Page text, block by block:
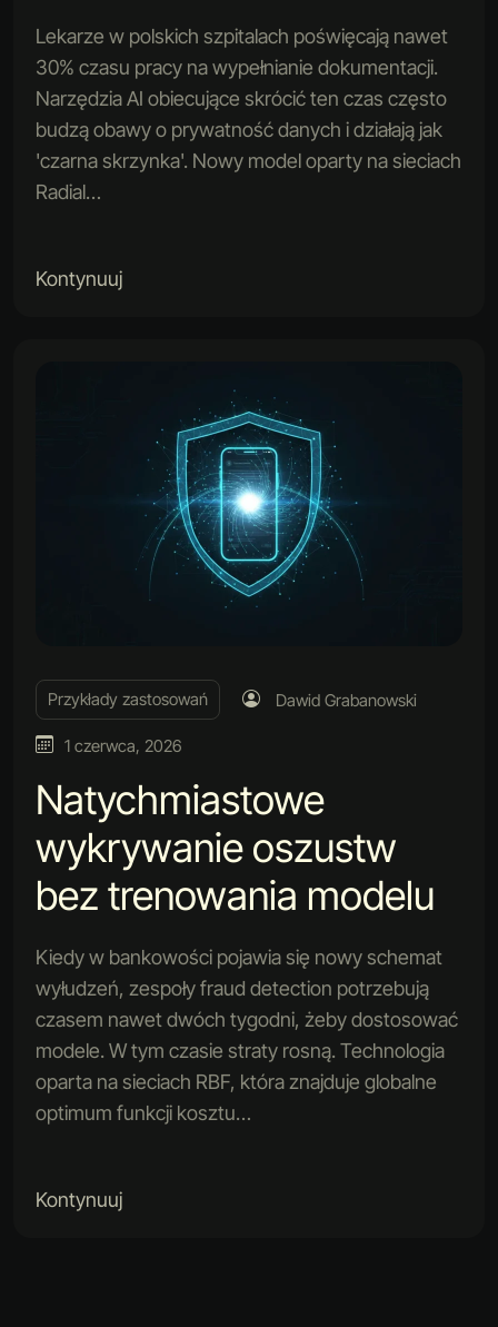
Lekarze w polskich szpitalach poświęcają nawet
30% czasu pracy na wypełnianie dokumentacji.
Narzędzia AI obiecujące skrócić ten czas często
budzą obawy o prywatność danych i działają jak
'czarna skrzynka'. Nowy model oparty na sieciach
Radial…
Kontynuuj
Przykłady zastosowań Dawid Grabanowski
1 czerwca, 2026
Natychmiastowe
wykrywanie oszustw
bez trenowania modelu
Kiedy w bankowości pojawia się nowy schemat
wyłudzeń, zespoły fraud detection potrzebują
czasem nawet dwóch tygodni, żeby dostosować
modele. W tym czasie straty rosną. Technologia
oparta na sieciach RBF, która znajduje globalne
optimum funkcji kosztu…
Kontynuuj